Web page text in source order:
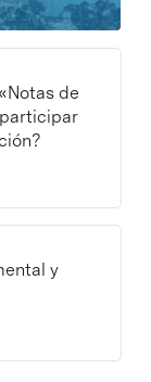
de
y